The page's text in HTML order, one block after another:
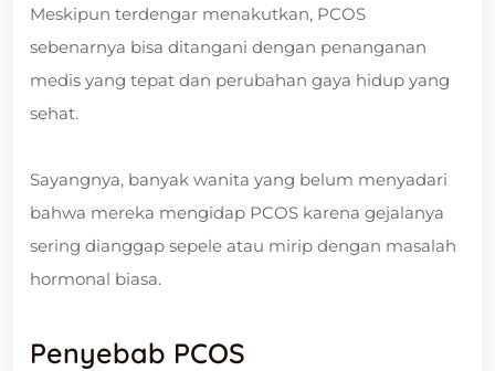
Meskipun terdengar menakutkan, PCOS
sebenarnya bisa ditangani dengan penanganan
medis yang tepat dan perubahan gaya hidup yang
sehat.
Sayangnya, banyak wanita yang belum menyadari
bahwa mereka mengidap PCOS karena gejalanya
sering dianggap sepele atau mirip dengan masalah
hormonal biasa.
Penyebab PCOS